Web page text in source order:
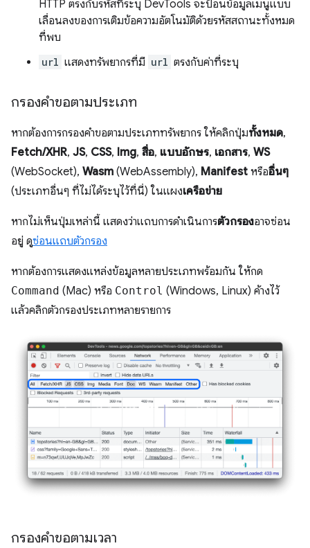
HTTP ตรงกับรหัสที่ระบุ DevTools จะป้อนข้อมูลเมนูแบบ
เลื่อนลงของการเติมข้อความอัตโนมัติด้วยรหัสสถานะทั้งหมด
ที่พบ
url แสดงทรัพยากรที่มี url ตรงกับค่าที่ระบุ
กรองคำขอตามประเภท
หากต้องการกรองคำขอตามประเภททรัพยากร ให้คลิกปุ่มทั้งหมด,
Fetch/XHR, JS, CSS, Img, สื่อ, แบบอักษร, เอกสาร, WS
(WebSocket), Wasm (WebAssembly), Manifest หรืออื่นๆ
(ประเภทอื่นๆ ที่ไม่ได้ระบุไว้ที่นี่) ในแผงเครือข่าย
หากไม่เห็นปุ่มเหล่านี้ แสดงว่าแถบการดำเนินการตัวกรองอาจซ่อน
อยู่ ดูซ่อนแถบตัวกรอง
หากต้องการแสดงแหล่งข้อมูลหลายประเภทพร้อมกัน ให้กด
Command (Mac) หรือ Control (Windows, Linux) ค้างไว้
แล้วคลิกตัวกรองประเภทหลายรายการ
กรองคำขอตามเวลา